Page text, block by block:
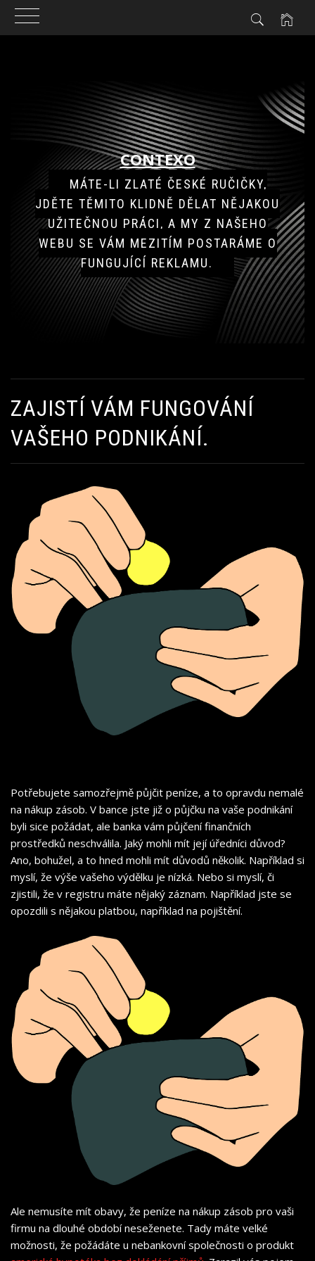
CONTEXO
MÁTE-LI ZLATÉ ČESKÉ RUČIČKY,
JDĚTE TĚMITO KLIDNĚ DĚLAT NĚJAKOU
UŽITEČNOU PRÁCI, A MY Z NAŠEHO
WEBU SE VÁM MEZITÍM POSTARÁME O
FUNGUJÍCÍ REKLAMU.
ZAJISTÍ VÁM FUNGOVÁNÍ
VAŠEHO PODNIKÁNÍ.
Potřebujete samozřejmě půjčit peníze, a to opravdu nemalé
na nákup zásob. V bance jste již o půjčku na vaše podnikání
byli sice požádat, ale banka vám půjčení finančních
prostředků neschválila. Jaký mohli mít její úředníci důvod?
Ano, bohužel, a to hned mohli mít důvodů několik. Například si
myslí, že výše vašeho výdělku je nízká. Nebo si myslí, či
zjistili, že v registru máte nějaký záznam. Například jste se
opozdili s nějakou platbou, například na pojištění.
Ale nemusíte mít obavy, že peníze na nákup zásob pro vaši
firmu na dlouhé období neseženete. Tady máte velké
možnosti, že požádáte u nebankovní společnosti o produkt